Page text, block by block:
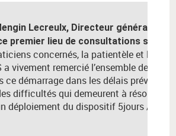
Lecreulx, Directeur général de
premier lieu de consultations
concernés, la patientèle et les
a vivement remercié l’ensemble des
ce démarrage dans les délais prévus.
difficultés qui demeurent à résorber
déploiement du dispositif 5jours / 7